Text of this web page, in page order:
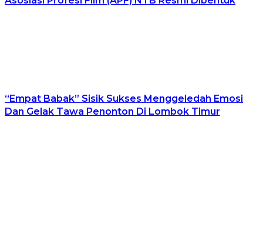
“Empat Babak” Sisik Sukses Menggeledah Emosi
Dan Gelak Tawa Penonton Di Lombok Timur